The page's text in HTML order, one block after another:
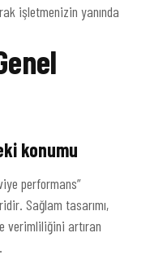
işletmenizin yanında
konumu
performans”
Sağlam tasarımı,
verimliliğini artıran